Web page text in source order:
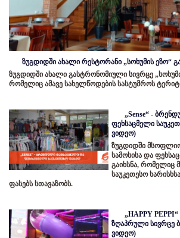
ზუგდიდში ახალი რესტორანი „სოხუმის ეზო“
ზუგდიდში ახალი გასტრონომიული სივრცე
რომელიც ამავე სახელწოდების სასტუმროს
„Sense“ -
ფეხსაცმელი
ვიდეო)
ზუგდიდში
სამოსისა და
გაიხსნა, რომელიც
საუკეთესო
ფასებს სთავაზობს.
„HAPPY
ზღაპრული სივრცე
ვიდეო)